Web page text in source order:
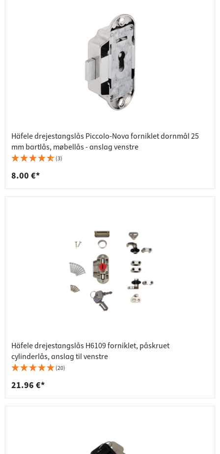
Häfele drejestangslås Piccolo-Nova forniklet dornmål 25
mm bartlås, møbellås - anslag venstre
(3)
8.00 €*
Häfele drejestangslås H6109 forniklet, påskruet
cylinderlås, anslag til venstre
(20)
21.96 €*